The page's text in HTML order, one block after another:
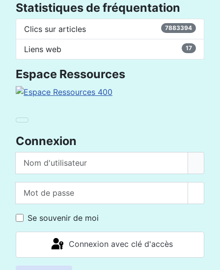
Espace Ressources
Connexion
Se souvenir de moi
Connexion avec clé d'accès
Statistiques de fréquentation
Clics sur articles 7883394
Liens web 17